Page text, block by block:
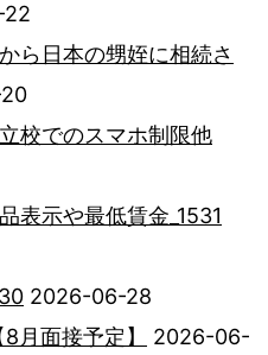
ら日本の甥姪に相続さ
校でのスマホ制限他
表示や最低賃金_1531
2026-06-28
月面接予定】
2026-06-